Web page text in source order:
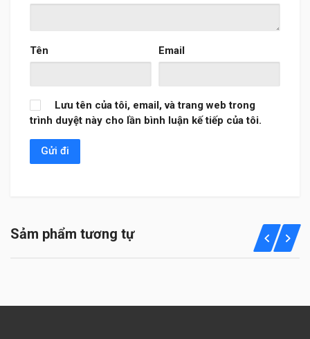
Tên Email
Lưu tên của tôi, email, và trang web trong
trình duyệt này cho lần bình luận kế tiếp của tôi.
Sảm phẩm tương tự